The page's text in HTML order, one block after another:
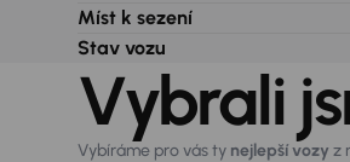
Míst k sezení
Stav vozu
Vybrali
Vybíráme pro vás ty nejlepší vozy z